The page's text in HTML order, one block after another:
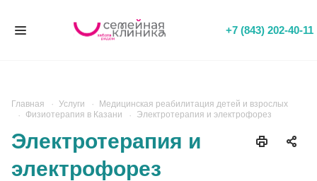
+7 (843) 202-40-11
Главная Услуги
Медицинская реабилитация детей и взрослых
Физиотерапия в Казани
Электротерапия и электрофорез
Электротерапия и
электрофорез